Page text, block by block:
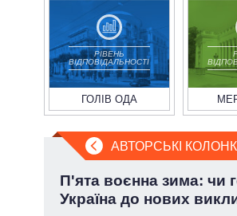
РІВЕНЬ
ВІДПОВІДАЛЬНОСТІ
ГОЛІВ ОДА
АВТОРСЬКІ
П'ята воєнна зима: чи
Україна до нових